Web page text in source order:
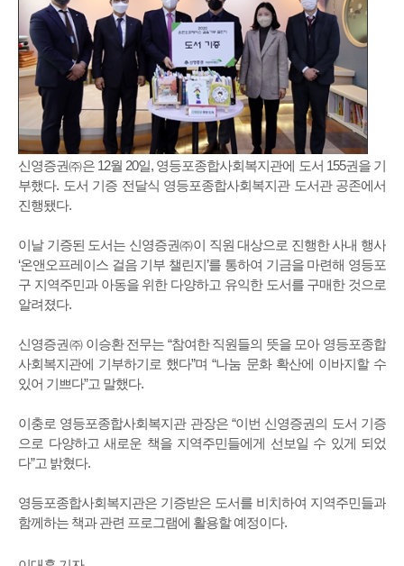
신영증권㈜은 12월 20일, 영등포종합사회복지관에 도서 155권을 기
부했다. 도서 기증 전달식 영등포종합사회복지관 도서관 공존에서
진행됐다.
이날 기증된 도서는 신영증권㈜이 직원 대상으로 진행한 사내 행사
‘온앤오프레이스 걸음 기부 챌린지’를 통하여 기금을 마련해 영등포
구 지역주민과 아동을 위한 다양하고 유익한 도서를 구매한 것으로
알려졌다.
신영증권㈜ 이승환 전무는 “참여한 직원들의 뜻을 모아 영등포종합
사회복지관에 기부하기로 했다”며 “나눔 문화 확산에 이바지할 수
있어 기쁘다”고 말했다.
이충로 영등포종합사회복지관 관장은 “이번 신영증권의 도서 기증
으로 다양하고 새로운 책을 지역주민들에게 선보일 수 있게 되었
다”고 밝혔다.
영등포종합사회복지관은 기증받은 도서를 비치하여 지역주민들과
함께하는 책과 관련 프로그램에 활용할 예정이다.